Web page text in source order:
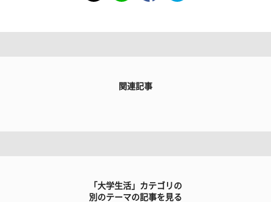
関連記事
「大学生活」カテゴリの
別のテーマの記事を見る